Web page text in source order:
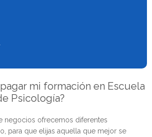
mi formación en Escuela
Psicología?
negocios ofrecemos diferentes
para que elijas aquella que mejor se